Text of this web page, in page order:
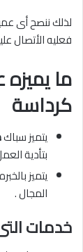
لذلك ننصح أى
فعليه الأتصال
ما
كرداسة
يتميز سباك
بتأدية
يتميز
المجال .
خدمات